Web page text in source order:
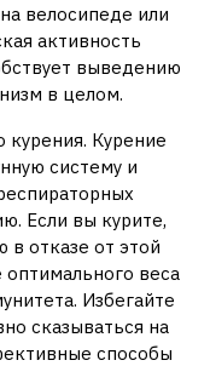
велосипеде или
активность
выведению
в целом.
курения. Курение
систему и
Если вы курите,
в отказе от этой
веса
Избегайте
сказываться на
способы